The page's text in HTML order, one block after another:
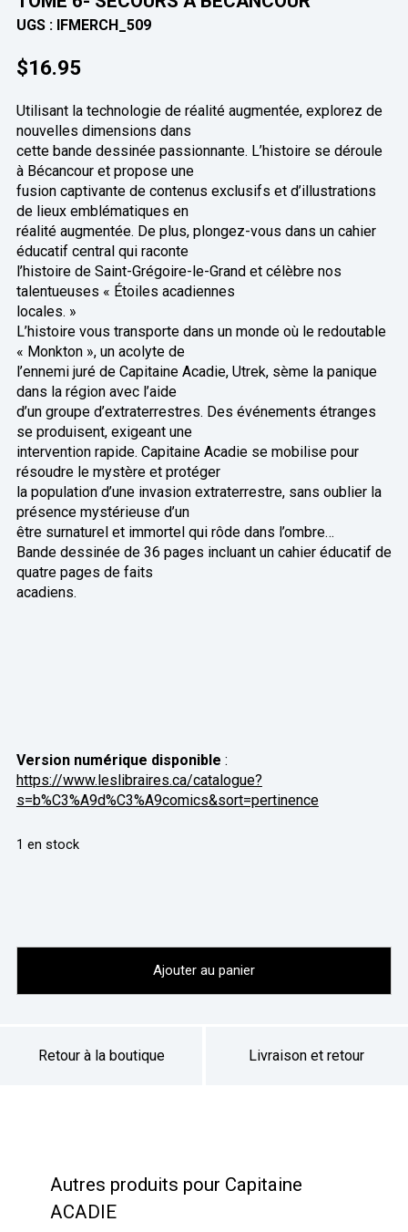
UGS : IFMERCH_509
$16.95
Utilisant la technologie de réalité augmentée, explorez de
nouvelles dimensions dans
cette bande dessinée passionnante. L’histoire se déroule
à Bécancour et propose une
fusion captivante de contenus exclusifs et d’illustrations
de lieux emblématiques en
réalité augmentée. De plus, plongez-vous dans un cahier
éducatif central qui raconte
l’histoire de Saint-Grégoire-le-Grand et célèbre nos
talentueuses « Étoiles acadiennes
locales. »
L’histoire vous transporte dans un monde où le redoutable
« Monkton », un acolyte de
l’ennemi juré de Capitaine Acadie, Utrek, sème la panique
dans la région avec l’aide
d’un groupe d’extraterrestres. Des événements étranges
se produisent, exigeant une
intervention rapide. Capitaine Acadie se mobilise pour
résoudre le mystère et protéger
la population d’une invasion extraterrestre, sans oublier la
présence mystérieuse d’un
être surnaturel et immortel qui rôde dans l’ombre…
Bande dessinée de 36 pages incluant un cahier éducatif de
quatre pages de faits
acadiens.
Version numérique disponible :
https://www.leslibraires.ca/catalogue?
s=b%C3%A9d%C3%A9comics&sort=pertinence
1 en stock
Ajouter au panier
Retour à la boutique Livraison et retour
Autres produits pour Capitaine
ACADIE